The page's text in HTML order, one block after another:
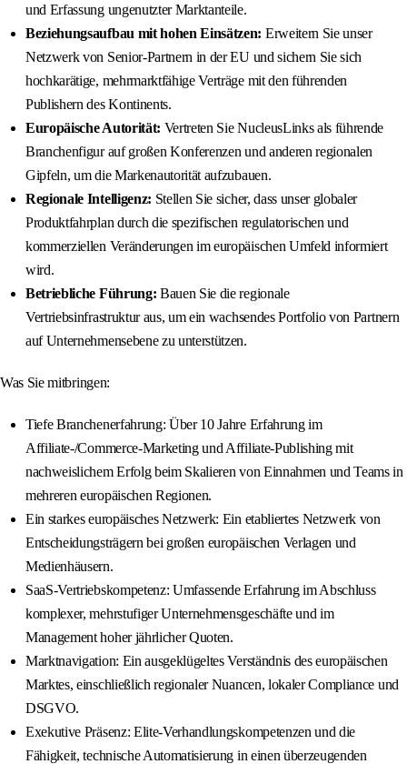
und Erfassung ungenutzter Marktanteile.
Beziehungsaufbau mit hohen Einsätzen: Erweitern Sie unser
Netzwerk von Senior-Partnern in der EU und sichern Sie sich
hochkarätige, mehrmarktfähige Verträge mit den führenden
Publishern des Kontinents.
Europäische Autorität: Vertreten Sie NucleusLinks als führende
Branchenfigur auf großen Konferenzen und anderen regionalen
Gipfeln, um die Markenautorität aufzubauen.
Regionale Intelligenz: Stellen Sie sicher, dass unser globaler
Produktfahrplan durch die spezifischen regulatorischen und
kommerziellen Veränderungen im europäischen Umfeld informiert
wird.
Betriebliche Führung: Bauen Sie die regionale
Vertriebsinfrastruktur aus, um ein wachsendes Portfolio von Partnern
auf Unternehmensebene zu unterstützen.
Was Sie mitbringen:
Tiefe Branchenerfahrung: Über 10 Jahre Erfahrung im
Affiliate-/Commerce-Marketing und Affiliate-Publishing mit
nachweislichem Erfolg beim Skalieren von Einnahmen und Teams in
mehreren europäischen Regionen.
Ein starkes europäisches Netzwerk: Ein etabliertes Netzwerk von
Entscheidungsträgern bei großen europäischen Verlagen und
Medienhäusern.
SaaS-Vertriebskompetenz: Umfassende Erfahrung im Abschluss
komplexer, mehrstufiger Unternehmensgeschäfte und im
Management hoher jährlicher Quoten.
Marktnavigation: Ein ausgeklügeltes Verständnis des europäischen
Marktes, einschließlich regionaler Nuancen, lokaler Compliance und
DSGVO.
Exekutive Präsenz: Elite-Verhandlungskompetenzen und die
Fähigkeit, technische Automatisierung in einen überzeugenden